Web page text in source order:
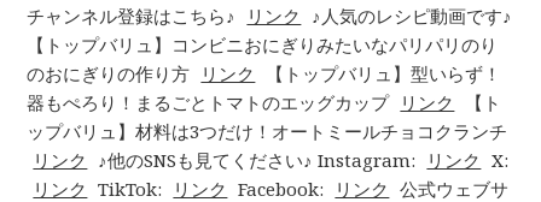
チャンネル登録はこちら♪
リンク ♪人気のレシピ動画です♪
【トップバリュ】コンビニおにぎりみたいなパリパリのり
のおにぎりの作り方 リンク
【トップバリュ】型いらず！
器もぺろり！まるごとトマトのエッグカップ リンク
【ト
ップバリュ】材料は3つだけ！オートミールチョコクランチ
リンク ♪他のSNSも見てください♪ Instagram: リンク X:
リンク TikTok: リンク Facebook: リンク 公式ウェブサ